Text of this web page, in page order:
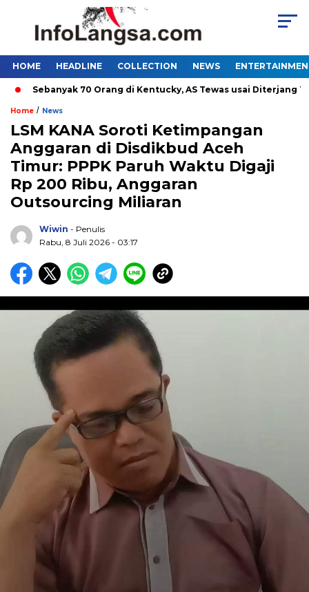
HOME HEADLINE COLLECTION NEWS
Sebanyak 70 Orang di Kentucky, AS Tewas usai Diterjang
Home / News
LSM KANA Soroti Ketimpangan
Anggaran di Disdikbud Aceh
Timur: PPPK Paruh Waktu Digaji
Rp 200 Ribu, Anggaran
Outsourcing Miliaran
Wiwin - Penulis
Rabu, 8 Juli 2026 - 03:17